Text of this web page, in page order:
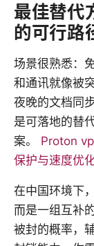
最佳替代
的可行路
场景很熟悉：
和通讯就像被
夜晚的文档同
是可落地的替
案。 Proton
保护与速度优
在中国环境下
而是一组互补
被封的概率，